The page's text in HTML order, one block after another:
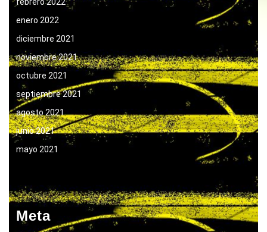
enero 2022
diciembre 2021
noviembre 2021
octubre 2021
septiembre 2021
agosto 2021
junio 2021
mayo 2021
Meta